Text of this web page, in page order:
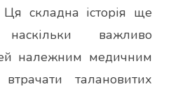
Ця складна історія ще
важливо
належним медичним
талановитих